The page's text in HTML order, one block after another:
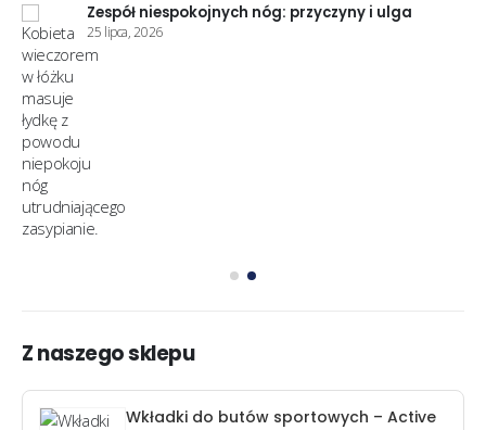
Zespół niespokojnych nóg: przyczyny i ulga
25 lipca, 2026
Z naszego sklepu
Wkładki do butów sportowych – Active